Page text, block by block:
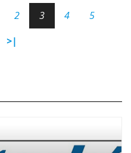
2 3 4
5
>|